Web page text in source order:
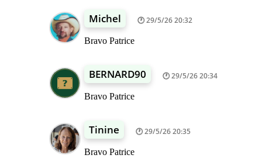
Michel 29/5/26 20:32
Bravo Patrice
BERNARD90 29/5/26 20:34
Bravo Patrice
Tinine 29/5/26 20:35
Bravo Patrice